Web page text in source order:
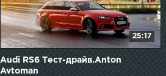
25:17
Audi RS6 Тест-драйв.Anton
Avtoman